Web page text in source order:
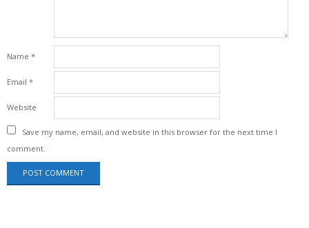
Name *
Email *
Website
Save my name, email, and website in this browser for the next time I
comment.